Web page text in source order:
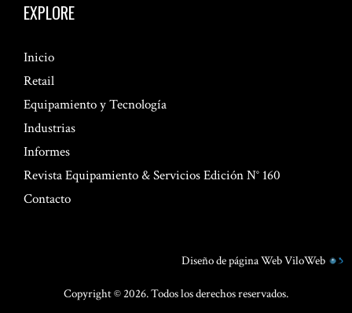
EXPLORE
Inicio
Retail
Equipamiento y Tecnología
Industrias
Informes
Revista Equipamiento & Servicios Edición N° 160
Contacto
Diseño de página WebViloWeb
Copyright © 2026. Todos los derechos reservados.